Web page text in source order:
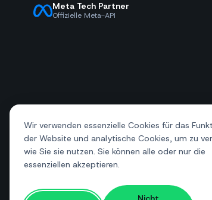
Wir verwenden essenzielle Cookies für das
der Website und analytische Cookies, um zu
wie Sie sie nutzen. Sie können alle oder nur die
essenziellen akzeptieren.
Meta Tech Partner
Offizielle Meta-API
+39 081 544 7792